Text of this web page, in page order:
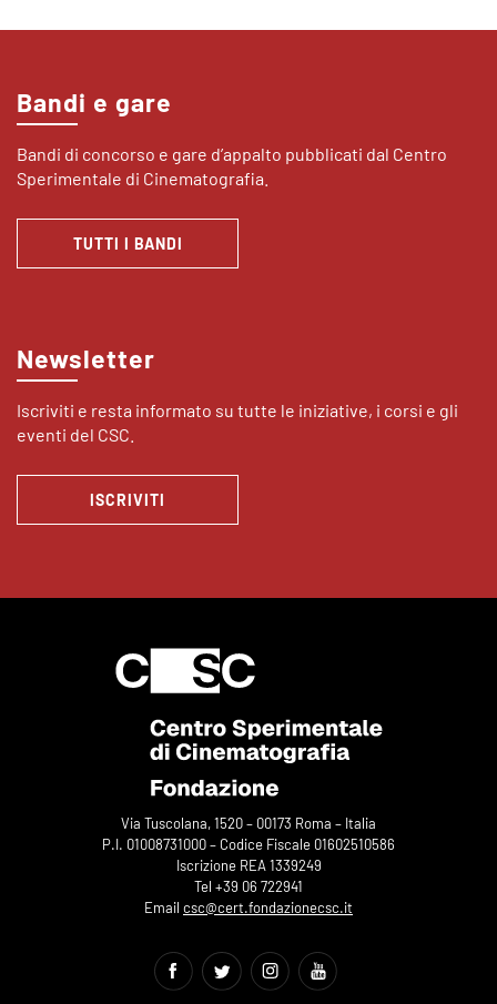
Bandi e gare
Bandi di concorso e gare d’appalto pubblicati dal Centro
Sperimentale di Cinematografia.
TUTTI I BANDI
Newsletter
Iscriviti e resta informato su tutte le iniziative, i corsi e gli
eventi del CSC.
ISCRIVITI
Via Tuscolana, 1520 – 00173 Roma – Italia
P.I. 01008731000 – Codice Fiscale 01602510586
Iscrizione REA 1339249
Tel +39 06 722941
Email csc@cert.fondazionecsc.it